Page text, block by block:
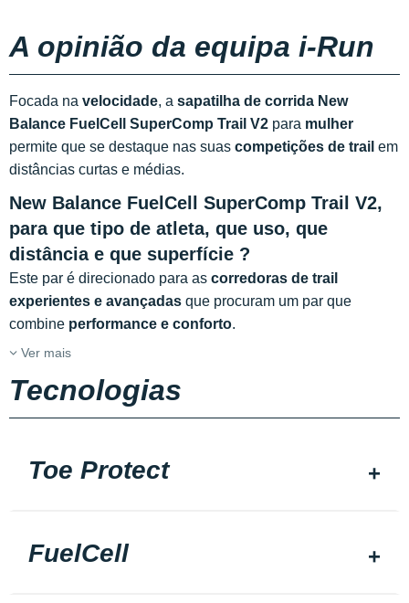
A opinião da equipa i-Run
Focada na velocidade, a sapatilha de corrida New
Balance FuelCell SuperComp Trail V2 para mulher
permite que se destaque nas suas competições de trail em
distâncias curtas e médias.
New Balance FuelCell SuperComp Trail V2,
para que tipo de atleta, que uso, que
distância e que superfície ?
Este par é direcionado para as corredoras de trail
experientes e avançadas que procuram um par que
combine performance e conforto.
Ver mais
Tecnologias
Toe Protect
FuelCell